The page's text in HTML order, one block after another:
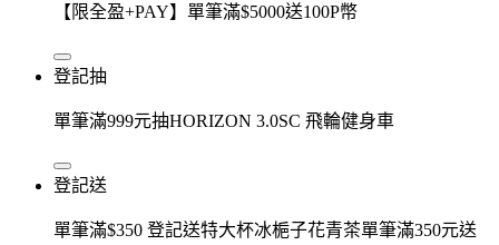
【限全盈+PAY】單筆滿$5000送100P幣
登記抽
單筆滿999元抽HORIZON 3.0SC 飛輪健身車
登記送
單筆滿$350 登記送特大杯冰梔子花青茶單筆滿350元送